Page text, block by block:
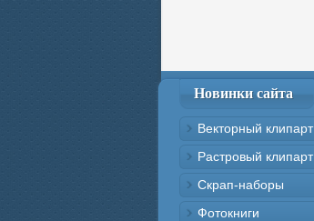
Новинки сайта
Векторный клипарт
Растровый клипарт
Скрап-наборы
Фотокниги